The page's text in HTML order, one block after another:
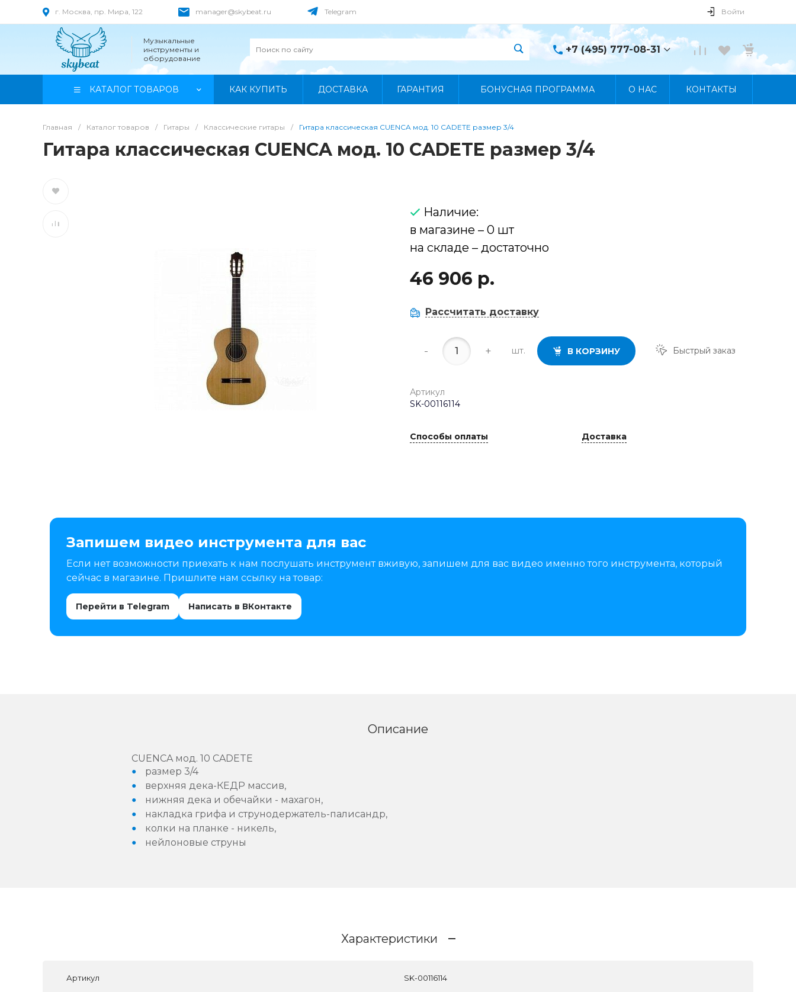
г. Москва, пр. Мира, 122 manager@skybeat.ru Telegram Войти
Музыкальные
инструменты и
оборудование
+7 (495) 777-08-31
+7 (495) 777-08-31
manager@skybeat.ru
КАТАЛОГ ТОВАРОВ КАК КУПИТЬ ДОСТАВКА ГАРАНТИЯ БОНУСНАЯ ПРОГРАММА О НАС КОНТАКТЫ
Главная / Каталог товаров / Гитары / Классические гитары / Гитара классическая CUENCA мод. 10 CADETE размер 3/4
Гитара классическая CUENCA мод. 10 CADETE размер 3/4
Наличие:
в магазине – 0 шт
на складе – достаточно
46 906 р.
Рассчитать доставку
- + шт. В КОРЗИНУ Быстрый заказ
Артикул
SK-00116114
Способы оплаты Доставка
Запишем видео инструмента для вас
Если нет возможности приехать к нам послушать инструмент вживую, запишем для вас видео именно того инструмента, который
сейчас в магазине. Пришлите нам ссылку на товар:
Перейти в Telegram Написать в ВКонтакте
Описание
CUENCA мод. 10 CADETE
размер 3/4
верхняя дека-КЕДР массив,
нижняя дека и обечайки - махагон,
накладка грифа и струнодержатель-палисандр,
колки на планке - никель,
нейлоновые струны
Характеристики
Артикул SK-00116114